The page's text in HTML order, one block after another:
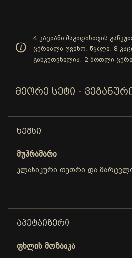
4 კაციანი მაგიდისთვის
ცქრიალა ღვინო, წყალი. 8
განკუთვნილია: 2 ბოთლი
ᲛᲔᲝᲠᲔ ᲡᲔᲢᲘ -
ᲮᲔᲛᲡᲘ
მუჰრამარი
კლასიკური თეთრი და
ᲐᲞᲔᲢᲐᲘᲖᲔᲠᲘ
ფხლის მოზაიკა